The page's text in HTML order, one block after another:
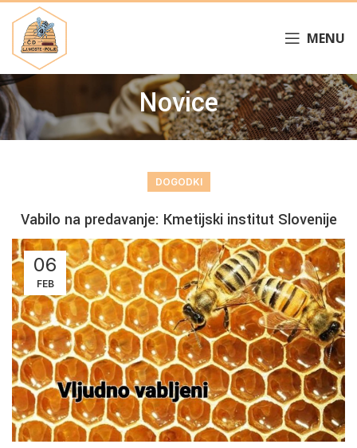
MENU
Novice
DOGODKI
Vabilo na predavanje: Kmetijski institut Slovenije
06
FEB